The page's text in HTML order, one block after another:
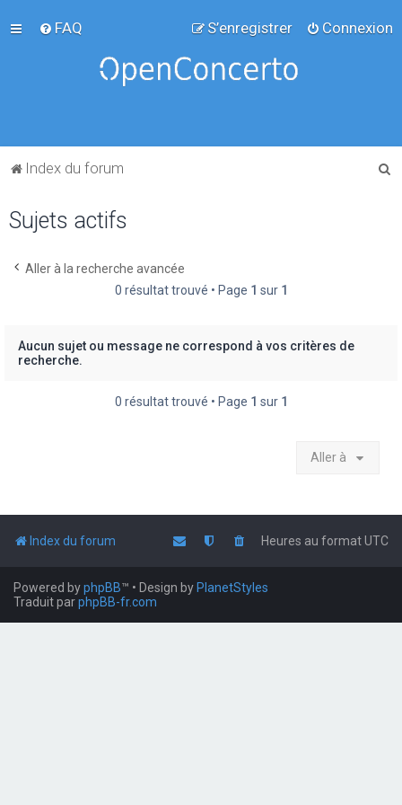
FAQ Connexion
S’enregistrer
Index du forum
Sujets actifs
Aller à la recherche avancée
0 résultat trouvé • Page 1 sur 1
Aucun sujet ou message ne correspond à vos critères de
recherche.
0 résultat trouvé • Page 1 sur 1
Aller à
Index du forum Heures au formatUTC
Powered byphpBB™ • Design by PlanetStyles
Traduit parphpBB-fr.com